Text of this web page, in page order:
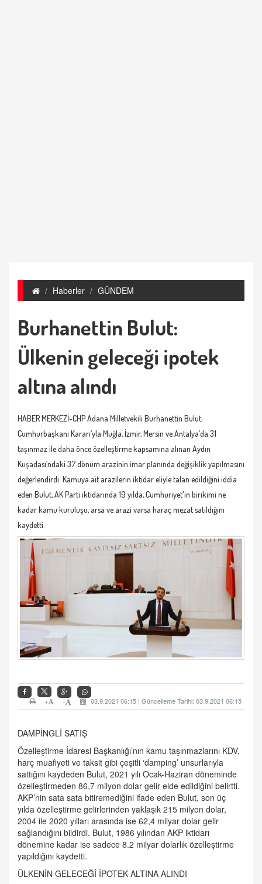
Haberler GÜNDEM
Burhanettin Bulut:
Ülkenin geleceği ipotek
altına alındı
HABER MERKEZİ-CHP Adana Milletvekili Burhanettin Bulut,
Cumhurbaşkanı Kararı’yla Muğla, İzmir, Mersin ve Antalya’da 31
taşınmaz ile daha önce özelleştirme kapsamına alınan Aydın
Kuşadası’ndaki 37 dönüm arazinin imar planında değişiklik yapılmasını
değerlendirdi. Kamuya ait arazilerin iktidar eliyle talan edildiğini iddia
eden Bulut, AK Parti iktidarında 19 yılda, Cumhuriyet'in birikimi ne
kadar kamu kuruluşu, arsa ve arazi varsa haraç mezat satıldığını
kaydetti.
03.9.2021 06:15 | Güncelleme Tarihi: 03.9.2021 06:15
-
+
DAMPİNGLİ SATIŞ
Özelleştirme İdaresi Başkanlığı’nın kamu taşınmazlarını KDV,
harç muafiyeti ve taksit gibi çeşitli ‘damping’ unsurlarıyla
sattığını kaydeden Bulut, 2021 yılı Ocak-Haziran döneminde
özelleştirmeden 86,7 milyon dolar gelir elde edildiğini belirtti.
AKP’nin sata sata bitiremediğini ifade eden Bulut, son üç
yılda özelleştirme gelirlerinden yaklaşık 215 milyon dolar,
2004 ile 2020 yılları arasında ise 62,4 milyar dolar gelir
sağlandığını bildirdi. Bulut, 1986 yılından AKP iktidarı
dönemine kadar ise sadece 8.2 milyar dolarlık özelleştirme
yapıldığını kaydetti.
ÜLKENİN GELECEĞİ İPOTEK ALTINA ALINDI